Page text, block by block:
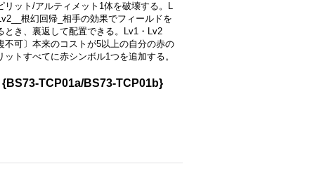
リット/アルティメット1体を破壊する。L
根幻回帰_相手の効果でフィールドを
とき、裏返して配置できる。Lv1・Lv2
不可〕本来のコストが5以上の自分の赤の
ットすべてに赤シンボル1つを追加する。
{BS73-TCP01a/BS73-TCP01b}